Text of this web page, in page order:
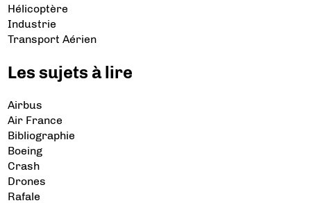
Hélicoptère
Industrie
Transport Aérien
Les sujets à lire
Airbus
Air France
Bibliographie
Boeing
Crash
Drones
Rafale